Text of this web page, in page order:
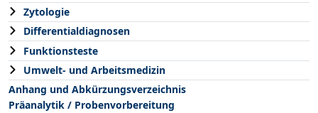
Zytologie
Differentialdiagnosen
Funktionsteste
Umwelt- und Arbeitsmedizin
Anhang und Abkürzungsverzeichnis
Präanalytik / Probenvorbereitung